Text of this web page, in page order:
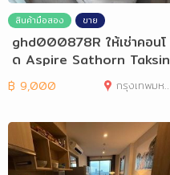
สินค้ามือสอง ขาย
ghd000878R ให้เช่าคอนโ
ด Aspire Sathorn Taksin
Timber Zone
฿ 9,000 กรุงเทพมหานคร